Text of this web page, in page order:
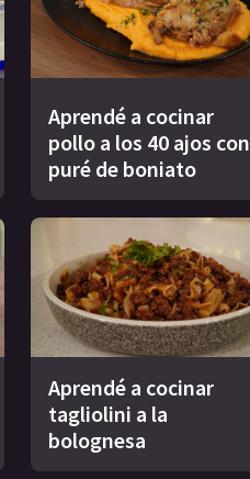
Aprendé a cocinar
pollo a los 40 ajos con
puré de boniato
Aprendé a cocinar
tagliolini a la
bolognesa